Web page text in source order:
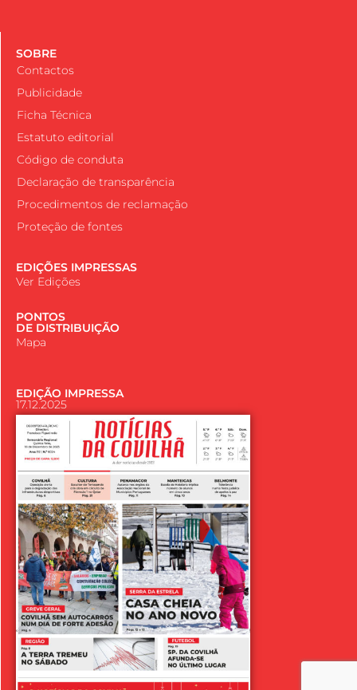
SOBRE
Contactos
Publicidade
Ficha Técnica
Estatuto editorial
Código de conduta
Declaração de transparência
Procedimentos de reclamação
Proteção de fontes
EDIÇÕES IMPRESSAS
Ver Edições
PONTOS
DE DISTRIBUIÇÃO
Mapa
EDIÇÃO IMPRESSA
17.12.2025